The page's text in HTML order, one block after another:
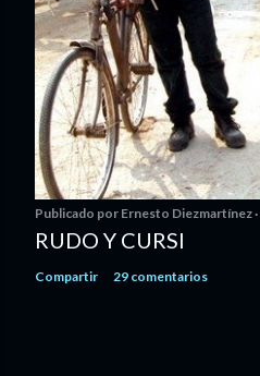
Publicado por Ernesto Diezmartínez
RUDO Y CURSI
Compartir 29 comentarios